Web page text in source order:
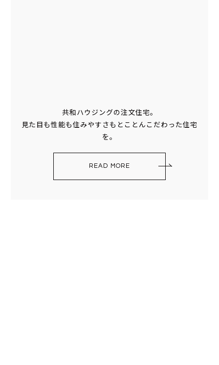
共和ハウジングの注文住宅。
見た目も性能も住みやすさもとことんこだわった住宅
を。
READ MORE